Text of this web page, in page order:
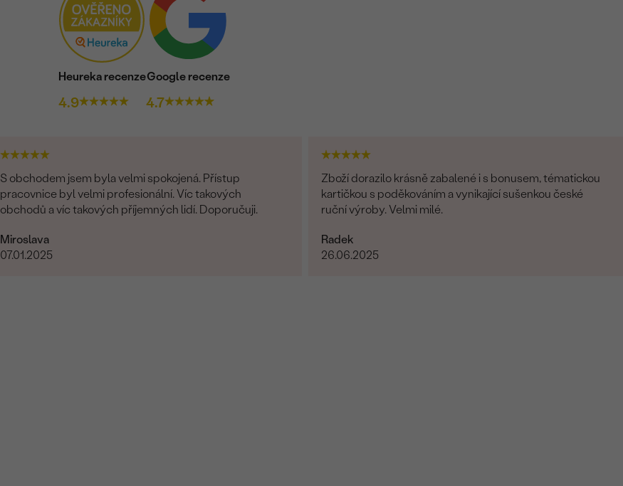
Heureka recenze
4.9
Google recenze
4.7
S obchodem jsem byla velmi spokojená. Přístup
pracovnice byl velmi profesionální. Víc takových
obchodů a víc takových příjemných lidí. Doporučuji.
Miroslava
07.01.2025
Zboží dorazilo krásně zabalené i s bonusem, tématickou
kartičkou s poděkováním a vynikající sušenkou české
ruční výroby. Velmi milé.
Radek
26.06.2025